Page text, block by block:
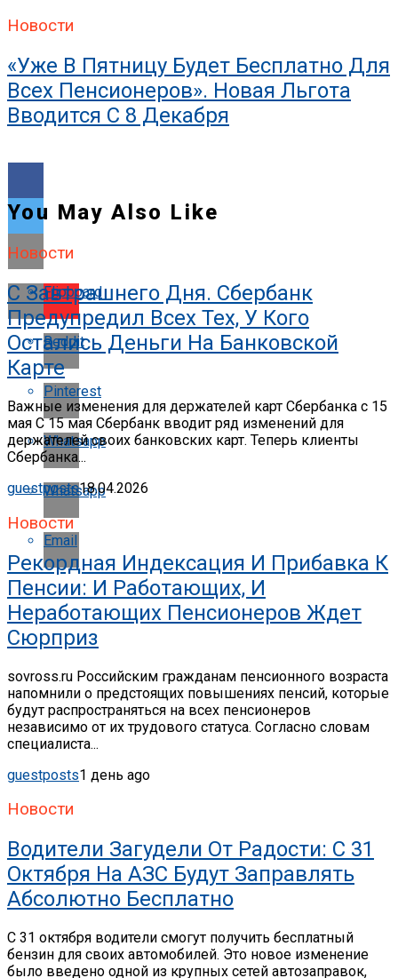
Новости
«Уже В Пятницу Будет Бесплатно Для
Всех Пенсионеров». Новая Льгота
Вводится С 8 Декабря
Flipboard
Reddit
Pinterest
Whatsapp
Whatsapp
Email
You May Also Like
Новости
С Завтрашнего Дня. Сбербанк
Предупредил Всех Тех, У Кого
Остались Деньги На Банковской
Карте
Важные изменения для держателей карт Сбербанка с 15
мая С 15 мая Сбербанк вводит ряд изменений для
держателей своих банковских карт. Теперь клиенты
Сбербанка...
guestposts18.04.2026
Новости
Рекордная Индексация И Прибавка К
Пенсии: И Работающих, И
Неработающих Пенсионеров Ждет
Сюрприз
sovross.ru Российским гражданам пенсионного возраста
напомнили о предстоящих повышениях пенсий, которые
будут распространяться на всех пенсионеров
независимо от их трудового статуса. Согласно словам
специалиста...
guestposts1 день ago
Новости
Водители Загудели От Радости: С 31
Октября На АЗС Будут Заправлять
Абсолютно Бесплатно
С 31 октября водители смогут получить бесплатный
бензин для своих автомобилей. Это новое изменение
было введено одной из крупных сетей автозаправок,